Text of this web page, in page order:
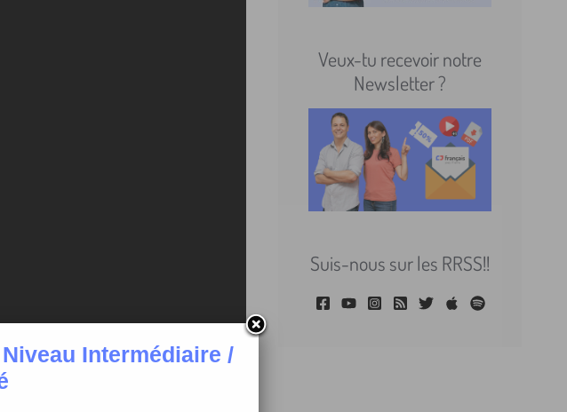
Veux-tu recevoir notre
Newsletter ?
Suis-nous sur les RRSS!!
Intermédiaire /